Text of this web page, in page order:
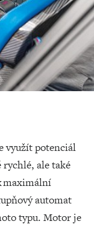
využít potenciál
ale také
maximální
automat
typu. Motor je